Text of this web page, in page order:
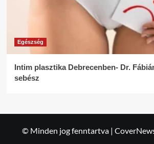
Egészség
Intim plasztika Debrecenben- Dr.
sebész
© Minden jog fenntartva |